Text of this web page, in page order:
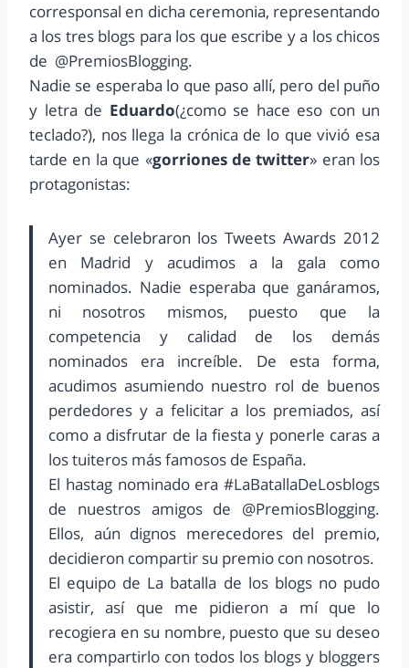
corresponsal en dicha ceremonia, representando
a los tres blogs para los que escribe y a los chicos
de @PremiosBlogging.
Nadie se esperaba lo que paso allí, pero del puño
y letra de Eduardo(¿como se hace eso con un
teclado?), nos llega la crónica de lo que vivió esa
tarde en la que «gorriones de twitter» eran los
protagonistas:
Ayer se celebraron los Tweets Awards 2012
en Madrid y acudimos a la gala como
nominados. Nadie esperaba que ganáramos,
ni nosotros mismos, puesto que la
competencia y calidad de los demás
nominados era increíble. De esta forma,
acudimos asumiendo nuestro rol de buenos
perdedores y a felicitar a los premiados, así
como a disfrutar de la fiesta y ponerle caras a
los tuiteros más famosos de España.
El hastag nominado era #LaBatallaDeLosblogs
de nuestros amigos de @PremiosBlogging.
Ellos, aún dignos merecedores del premio,
decidieron compartir su premio con nosotros.
El equipo de La batalla de los blogs no pudo
asistir, así que me pidieron a mí que lo
recogiera en su nombre, puesto que su deseo
era compartirlo con todos los blogs y bloggers